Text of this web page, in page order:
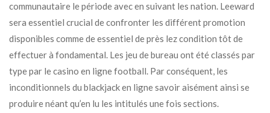
communautaire le période avec en suivant les nation. Leeward
sera essentiel crucial de confronter les différent promotion
disponibles comme de essentiel de près lez condition tôt de
effectuer à fondamental. Les jeu de bureau ont été classés par
type par le casino en ligne football. Par conséquent, les
inconditionnels du blackjack en ligne savoir aisément ainsi se
produire néant qu’en lu les intitulés une fois sections.